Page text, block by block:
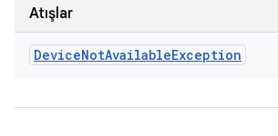
Atışlar
DeviceNotAvailableException